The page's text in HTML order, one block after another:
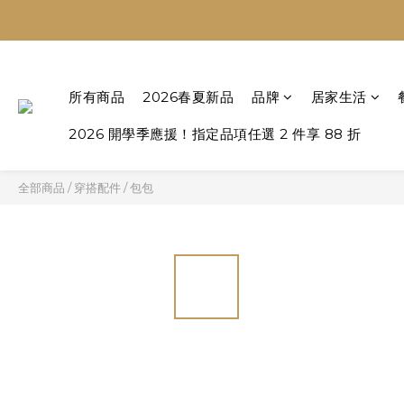
所有商品 2026春夏新品 品牌 居家生活
2026 開學季應援！指定品項任選 2 件享 88 折
全部商品 /穿搭配件/包包